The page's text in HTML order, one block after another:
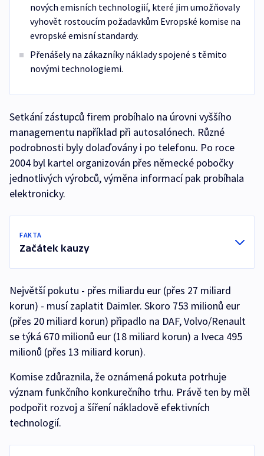
nových emisních technologiií, které jim umožňovaly
vyhovět rostoucím požadavkům Evropské komise na
evropské emisní standardy.
Přenášely na zákazníky náklady spojené s těmito
novými technologiemi.
Setkání zástupců firem probíhalo na úrovni vyššího
managementu například při autosalónech. Různé
podrobnosti byly dolaďovány i po telefonu. Po roce
2004 byl kartel organizován přes německé pobočky
jednotlivých výrobců, výměna informací pak probíhala
elektronicky.
FAKTA
Začátek kauzy
Největší pokutu - přes miliardu eur (přes 27 miliard
korun) - musí zaplatit Daimler. Skoro 753 milionů eur
(přes 20 miliard korun) připadlo na DAF, Volvo/Renault
se týká 670 milionů eur (18 miliard korun) a Iveca 495
milionů (přes 13 miliard korun).
Komise zdůraznila, že oznámená pokuta potrhuje
význam funkčního konkurečního trhu. Právě ten by měl
podpořit rozvoj a šíření nákladově efektivních
technologií.